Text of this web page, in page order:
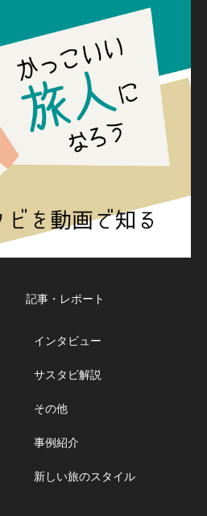
記事・レポート
インタビュー
サスタビ解説
その他
事例紹介
新しい旅のスタイル